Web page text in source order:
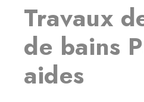
Travaux
de bains
aides